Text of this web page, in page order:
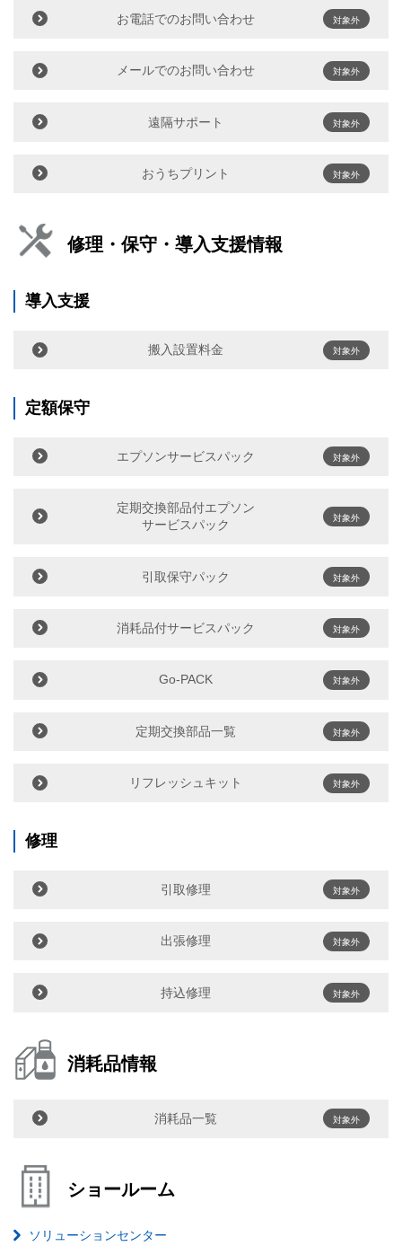
お電話でのお問い合わせ 対象外
メールでのお問い合わせ 対象外
遠隔サポート 対象外
おうちプリント 対象外
修理・保守・導入支援情報
導入支援
搬入設置料金 対象外
定額保守
エプソンサービスパック 対象外
定期交換部品付エプソン
サービスパック
対象外
引取保守パック 対象外
消耗品付サービスパック 対象外
Go-PACK 対象外
定期交換部品一覧 対象外
リフレッシュキット 対象外
修理
引取修理 対象外
出張修理 対象外
持込修理 対象外
消耗品情報
消耗品一覧 対象外
ショールーム
ソリューションセンター